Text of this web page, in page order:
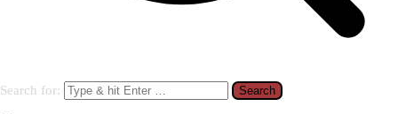
Search for: